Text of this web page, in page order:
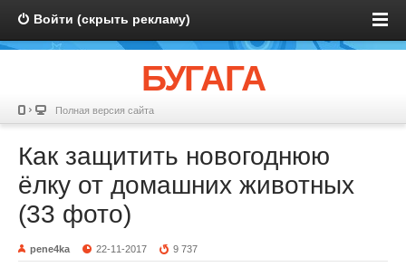
Войти (скрыть рекламу)
БУГАГА
Полная версия сайта
Как защитить новогоднюю
ёлку от домашних животных
(33 фото)
pene4ka 22-11-2017 9 737